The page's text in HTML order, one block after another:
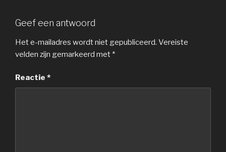
Geef een antwoord
Het e-mailadres wordt niet gepubliceerd. Vereiste
velden zijn gemarkeerd met *
Reactie *